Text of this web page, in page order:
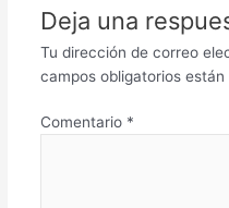
Deja una
Tu dirección de correo
campos obligatorios
Comentario *